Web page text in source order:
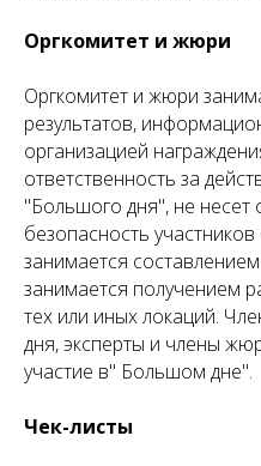
Оргкомитет и жюри
Оргкомитет и жюри
результатов,
организацией
ответственность за
"Большого дня", не несет
безопасность
занимается
занимается получением
тех или иных локаций.
дня, эксперты и члены
участие в" Большом дне".
Чек-листы